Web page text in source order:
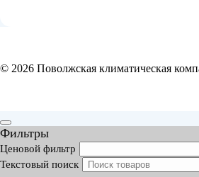
© 2026 Поволжская климатическая
Фильтры
Ценовой фильтр
Текстовый поиск